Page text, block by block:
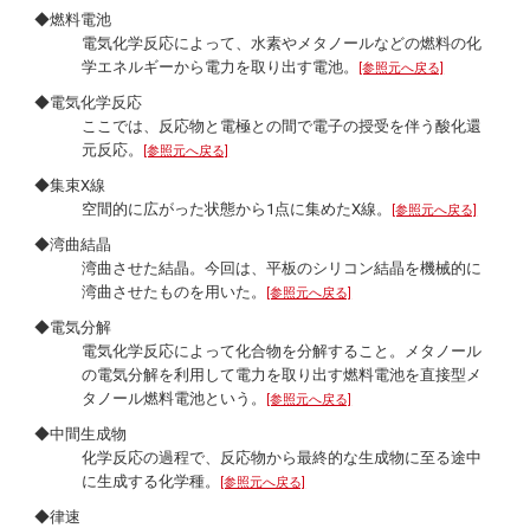
◆燃料電池
電気化学反応によって、水素やメタノールなどの燃料の化
学エネルギーから電力を取り出す電池。
[参照元へ戻る]
◆電気化学反応
ここでは、反応物と電極との間で電子の授受を伴う酸化還
元反応。
[参照元へ戻る]
◆集束X線
空間的に広がった状態から1点に集めたX線。
[参照元へ戻る]
◆湾曲結晶
湾曲させた結晶。今回は、平板のシリコン結晶を機械的に
湾曲させたものを用いた。
[参照元へ戻る]
◆電気分解
電気化学反応によって化合物を分解すること。メタノール
の電気分解を利用して電力を取り出す燃料電池を直接型メ
タノール燃料電池という。
[参照元へ戻る]
◆中間生成物
化学反応の過程で、反応物から最終的な生成物に至る途中
に生成する化学種。
[参照元へ戻る]
◆律速